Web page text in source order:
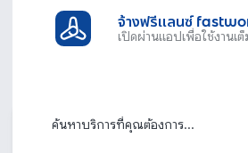
จ้างฟรีแลนซ์
เปิดผ่านแอปเพื่อใช้งานเ
บริการสักปาก ร้านสักปาก รับสัก
เรียงตาม